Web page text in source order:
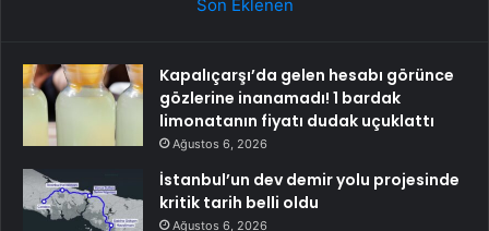
Son Eklenen
Kapalıçarşı’da gelen hesabı görünce
gözlerine inanamadı! 1 bardak
limonatanın fiyatı dudak uçuklattı
Ağustos 6, 2026
İstanbul’un dev demir yolu projesinde
kritik tarih belli oldu
Ağustos 6, 2026